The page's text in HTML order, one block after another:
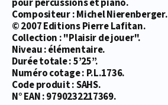
pour percussions et piano.
Compositeur : Michel Nierenberger.
© 2007 Editions Pierre Lafitan.
Collection : "Plaisir de jouer".
Niveau : élémentaire.
Durée totale : 5’25’’.
Numéro cotage : P.L.1736.
Code produit : SAHS.
N° EAN : 9790232217369.